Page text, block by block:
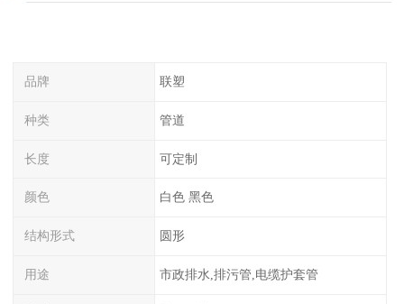
品牌 联塑
种类 管道
长度 可定制
颜色 白色 黑色
结构形式 圆形
用途 市政排水,排污管,电缆护套管